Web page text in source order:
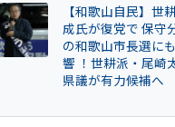
特別企画 解放同盟
政等が 過去に公開
部落・同和地区リ